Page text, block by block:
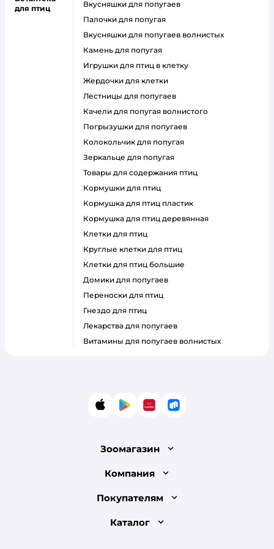
для птиц
вкусняшки для попугаев
палочки для попугая
вкусняшки для попугаев волнистых
камень для попугая
игрушки для птиц в клетку
жердочки для клетки
лестницы для попугаев
качели для попугая волнистого
погрызушки для попугаев
колокольчик для попугая
зеркальце для попугая
товары для содержания птиц
кормушки для птиц
кормушка для птиц пластик
кормушка для птиц деревянная
клетки для птиц
круглые клетки для птиц
клетки для птиц большие
домики для попугаев
переноски для птиц
гнездо для птиц
лекарства для попугаев
витамины для попугаев волнистых
App StoreGoogle Play
AppGallery
RuStore
Зоомагазин
Лицензия
Доставка и оплата
Обмен и возврат товара
Компания
О компании
Покупателям
Бонусные карты
Каталог